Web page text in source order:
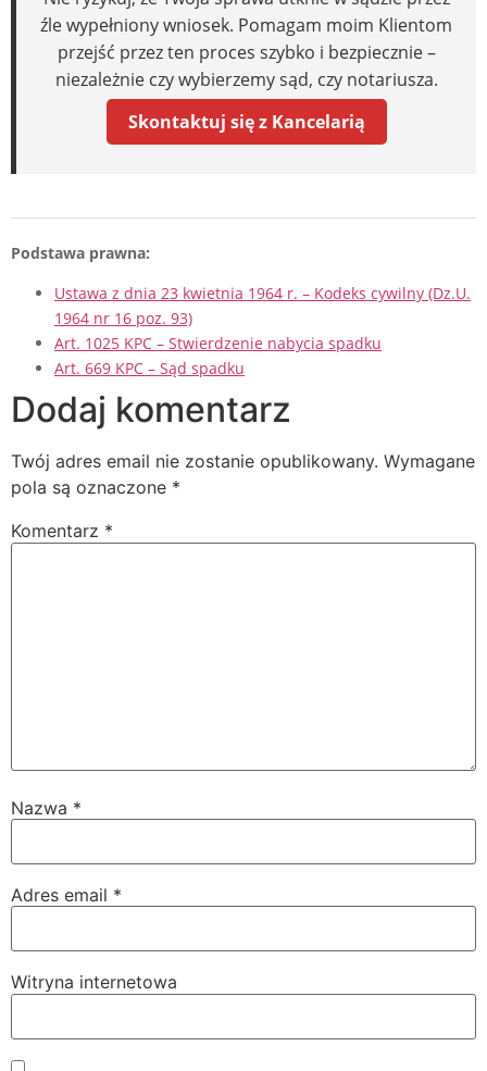
źle wypełniony wniosek. Pomagam moim Klientom
przejść przez ten proces szybko i bezpiecznie –
niezależnie czy wybierzemy sąd, czy notariusza.
Skontaktuj się z Kancelarią
Podstawa prawna:
Ustawa z dnia 23 kwietnia 1964 r. – Kodeks cywilny (Dz.U.
1964 nr 16 poz. 93)
Art. 1025 KPC – Stwierdzenie nabycia spadku
Art. 669 KPC – Sąd spadku
Dodaj komentarz
Twój adres email nie zostanie opublikowany. Wymagane
pola są oznaczone *
Komentarz *
Nazwa *
Adres email *
Witryna internetowa